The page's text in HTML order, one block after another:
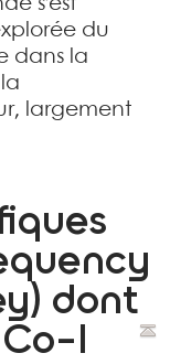
s’est
du
dans la
largement
dont
I